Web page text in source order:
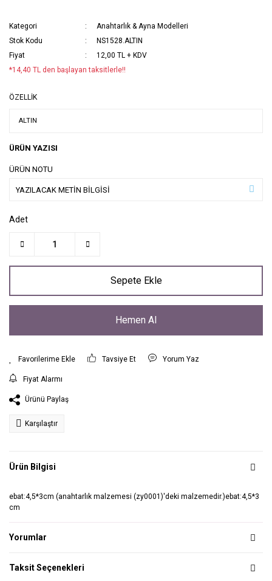
Kategori
Anahtarlık & Ayna Modelleri
Stok Kodu
NS1528.ALTIN
Fiyat
12,00 TL + KDV
*14,40 TL den başlayan taksitlerle!!
ÖZELLİK
ÜRÜN YAZISI
ÜRÜN NOTU
Adet
Sepete Ekle
Hemen Al
Tavsiye Et Yorum Yaz
Fiyat Alarmı
Ürünü Paylaş
Karşılaştır
Ürün Bilgisi
ebat:4,5*3cm (anahtarlık malzemesi (zy0001)'deki malzemedir.)ebat:4,5*3
cm
Yorumlar
Taksit Seçenekleri